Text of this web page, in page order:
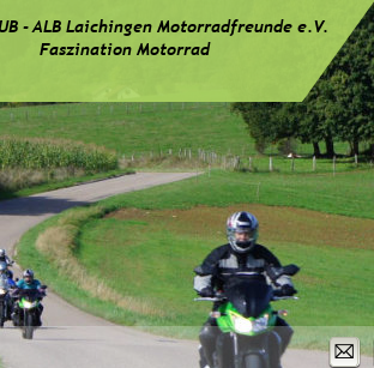
- ALB Laichingen Motorradfreunde e.V.
Faszination Motorrad